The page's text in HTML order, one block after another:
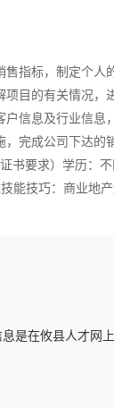
售指标，制定个
项目的有关情况
户信息及行业信
，完成公司下达
书要求）学历：
能技巧：商业地
是在攸县人才网上